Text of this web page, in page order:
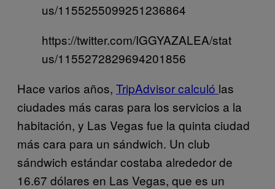
us/1155255099251236864
https://twitter.com/IGGYAZALEA/stat
us/1155272829694201856
Hace varios años, TripAdvisor calculó las
ciudades más caras para los servicios a la
habitación, y Las Vegas fue la quinta ciudad
más cara para un sándwich. Un club
sándwich estándar costaba alrededor de
16.67 dólares en Las Vegas, que es un